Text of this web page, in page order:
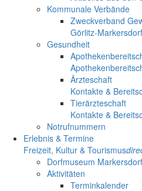
Kommunale Verbände
Zweckverband
Görlitz-
Gesundheit
Ärzteschaft
Kontakte &
Tierärzteschaft
Kontakte &
Notrufnummern
Erlebnis & Termine
Freizeit, Kultur & Tourismus
Dorfmuseum Markersdorf
Aktivitäten
Terminkalender